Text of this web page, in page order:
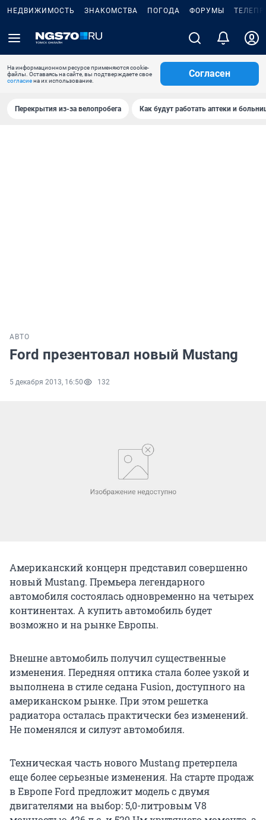
НЕДВИЖИМОСТЬ ЗНАКОМСТВА ПОГОДА ФОРУМЫ
На информационном ресурсе применяются cookie-
файлы. Оставаясь на сайте, вы подтверждаете свое
согласиена их использование.
Согласен
Перекрытия из-за велопробега Как будут работать аптеки и
АВТО
Ford презентовал новый Mustang
5 декабря 2013, 16:50 132
Американский концерн представил совершенно
новый Mustang. Премьера легендарного
автомобиля состоялась одновременно на четырех
континентах. А купить автомобиль будет
возможно и на рынке Европы.
Внешне автомобиль получил существенные
изменения. Передняя оптика стала более узкой и
выполнена в стиле седана Fusion, доступного на
американском рынке. При этом решетка
радиатора осталась практически без изменений.
Не поменялся и силуэт автомобиля.
Техническая часть нового Mustang претерпела
еще более серьезные изменения. На старте продаж
в Европе Ford предложит модель с двумя
двигателями на выбор: 5,0-литровым V8